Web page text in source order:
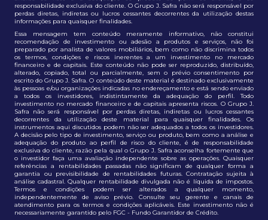
responsabilidade exclusiva do cliente. O Grupo J. Safra não será responsável por
perdas diretas, indiretas ou lucros cessantes decorrentes da utilização destas
informações para quaisquer finalidades.
Essa mensagem tem conteúdo meramente informativo, não constitui
recomendação de investimento ou adesão a produtos e serviços, não foi
preparado por analista de valores mobiliários, bem como não discrimina todos
os termos, condições e riscos inerentes a um investimento no mercado
financeiro e de capitais. Este conteúdo não pode ser reproduzido, distribuído,
alterado, copiado, total ou parcialmente, sem o prévio consentimento por
escrito do Grupo J. Safra. O conteúdo deste material é destinado exclusivamente
às pessoas e/ou organizações indicadas no endereçamento e está sendo enviado
a todos os investidores, indistintamente da adequação do perfil. Todo
investimento no mercado financeiro e de capitais apresenta riscos. O Grupo J.
Safra não será responsável por perdas diretas, indiretas ou lucros cessantes
decorrentes da utilização deste material para quaisquer finalidades. Os
instrumentos aqui discutidos podem não ser adequados a todos os investidores.
A decisão pelo tipo de investimento, serviço ou produto, bem como a análise e
adequação do produto ao perfil de risco do cliente, é de responsabilidade
exclusiva do cliente, razão pela qual o Grupo J. Safra aconselha fortemente que
o investidor faça uma avaliação independente sobre as operações. Quaisquer
referências a rentabilidades passadas não significam de qualquer forma a
garantia ou previsibilidade de rentabilidades futuras. Contratação sujeita à
análise cadastral. Qualquer rentabilidade divulgada não é líquida de impostos.
Termos e condições podem ser alterados a qualquer momento,
independentemente de aviso prévio. Consulte seu gerente e canais de
atendimento para os termos e condições aplicáveis. Este investimento não é
necessariamente garantido pelo FGC - Fundo Garantidor de Crédito.